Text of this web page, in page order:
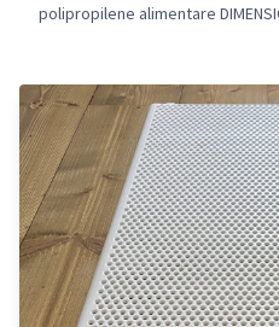
polipropilene alimentare